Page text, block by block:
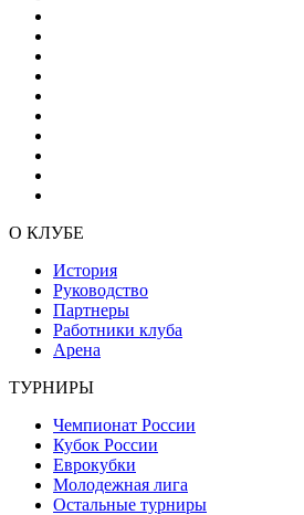
О КЛУБЕ
История
Руководство
Партнеры
Работники клуба
Арена
ТУРНИРЫ
Чемпионат России
Кубок России
Еврокубки
Молодежная лига
Остальные турниры